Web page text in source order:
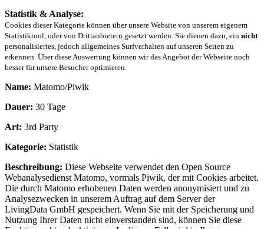
Statistik & Analyse:
Cookies dieser Kategorie können über unsere Website von unserem eigenem
Statistiktool, oder von Drittanbietern gesetzt werden. Sie dienen dazu, ein nicht
personalisiertes, jedoch allgemeines Surfverhalten auf unseren Seiten zu
erkennen. Über diese Auswertung können wir das Angebot der Webseite noch
besser für unsere Besucher optimieren.
Name: Matomo/Piwik
Dauer: 30 Tage
Art: 3rd Party
Kategorie: Statistik
Beschreibung: Diese Webseite verwendet den Open Source
Webanalysedienst Matomo, vormals Piwik, der mit Cookies arbeitet.
Die durch Matomo erhobenen Daten werden anonymisiert und zu
Analysezwecken in unserem Auftrag auf dem Server der
LivingData GmbH gespeichert. Wenn Sie mit der Speicherung und
Nutzung Ihrer Daten nicht einverstanden sind, können Sie diese